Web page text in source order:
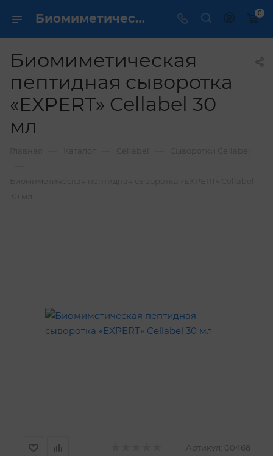
Биомиметическая пептидная сыворотка «EXPERT» Cellabel 30 мл купить по выгодной цене в интернет магазине 0
Биомиметическая
пептидная сыворотка
«EXPERT» Cellabel 30
мл
Артикул: 00468